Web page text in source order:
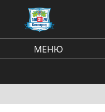
МЕНЮ